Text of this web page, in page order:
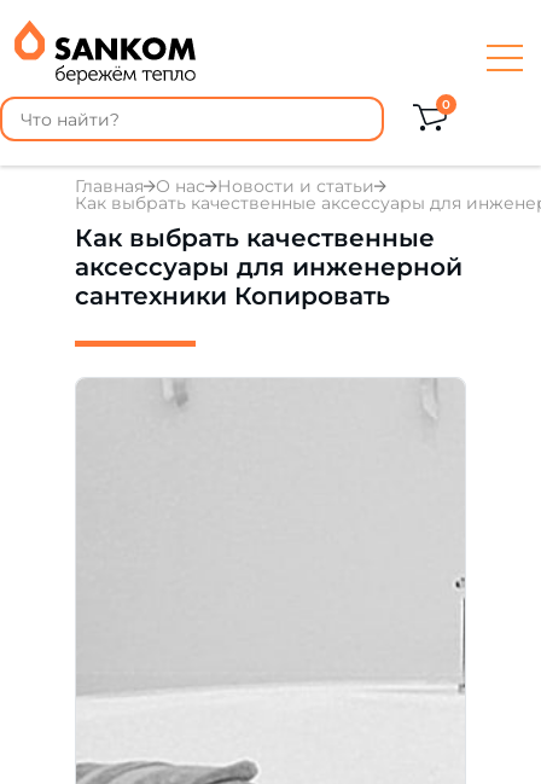
0
Главная О нас Новости и статьи
Как выбрать качественные аксессуары для
Как выбрать качественные
аксессуары для инженерной
сантехники Копировать